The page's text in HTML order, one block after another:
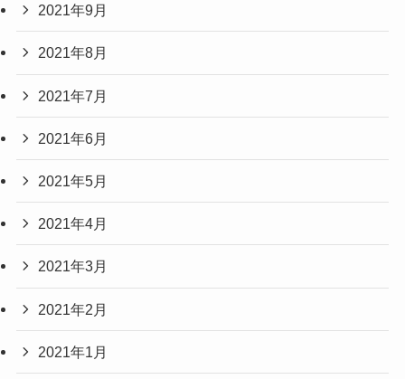
2021年9月
2021年8月
2021年7月
2021年6月
2021年5月
2021年4月
2021年3月
2021年2月
2021年1月